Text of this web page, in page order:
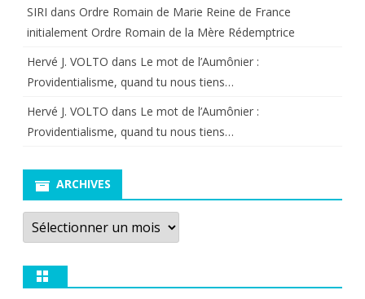
SIRI dans Ordre Romain de Marie Reine de France
initialement Ordre Romain de la Mère Rédemptrice
Hervé J. VOLTO dans Le mot de l’Aumônier :
Providentialisme, quand tu nous tiens…
Hervé J. VOLTO dans Le mot de l’Aumônier :
Providentialisme, quand tu nous tiens…
ARCHIVES
Archives